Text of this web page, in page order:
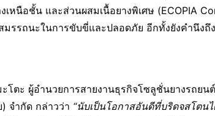
เหนือชั้น และส่วนผสมเนื้อยางพิเศษ (ECOPIA
มรรถนะในการขับขี่และปลอดภัย อีกทั้งยังคำนึงถึ
โตะ ผู้อำนวยการสายงานธุรกิจโซลูชั่นยางรถย
) จำกัด กล่าวว่า “นับเป็นโอกาสอันดีที่บริดจสโต